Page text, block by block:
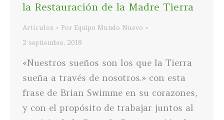
la Restauración de la Madre Tierra
Artículos Por Equipo Mundo Nuevo
2 septiembre, 2018
«Nuestros sueños son los que la Tierra
sueña a través de nosotros.» con esta
frase de Brian Swimme en su corazones,
y con el propósito de trabajar juntos al